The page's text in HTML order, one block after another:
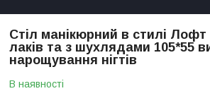
Стіл манікюрний в стилі
лаків та з шухлядами 105*55
нарощування нігтів
В наявності